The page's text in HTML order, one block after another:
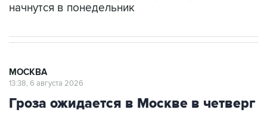
начнутся в понедельник
МОСКВА
13:38, 6 августа 2026
Гроза ожидается в Москве в четверг